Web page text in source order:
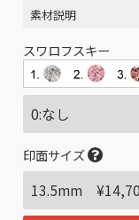
素材説明
スワロフスキー
印面サイズ